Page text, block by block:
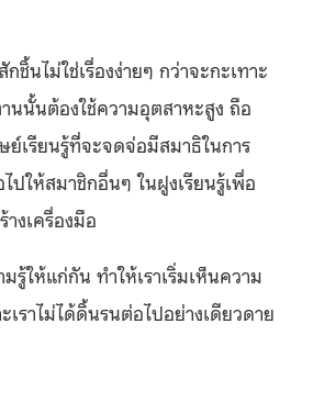
ชิ้นไม่ใช่เรื่องง่ายๆ กว่าจะกะเทาะ
นั้นต้องใช้ความอุตสาหะสูง ถือ
เรียนรู้ที่จะจดจ่อมีสมาธิในการ
ปให้สมาชิกอื่นๆ ในฝูงเรียนรู้เพื่อ
งเครื่องมือ
รู้ให้แก่กัน ทำให้เราเริ่มเห็นความ
ราไม่ได้ดิ้นรนต่อไปอย่างเดียวดาย